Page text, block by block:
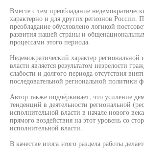
Вместе с тем преобладание
характерно и для других регионов России.
преобладание обусловлено логикой
развития нашей страны и
процессами этого периода.
Недемократический характер региональной
власти является результатом незрелости
слабости и долгого периода отсутствия
последовательной региональной политики
Автор также подчёркивает, что усиление
тенденций в деятельности региональной
исполнительной власти в начале нового века
прямого воздействия на этот уровень со
исполнительной власти.
В качестве итога этого раздела работы